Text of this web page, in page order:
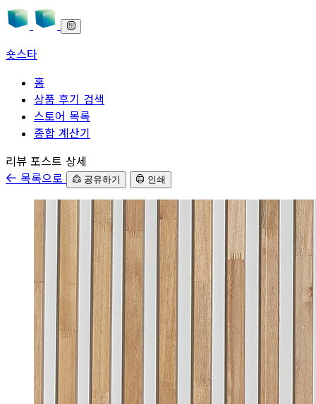
숏스타
홈
상품 후기 검색
스토어 목록
종합 계산기
본문으로 바로가기
리뷰 포스트 상세
목록으로
공유하기 인쇄